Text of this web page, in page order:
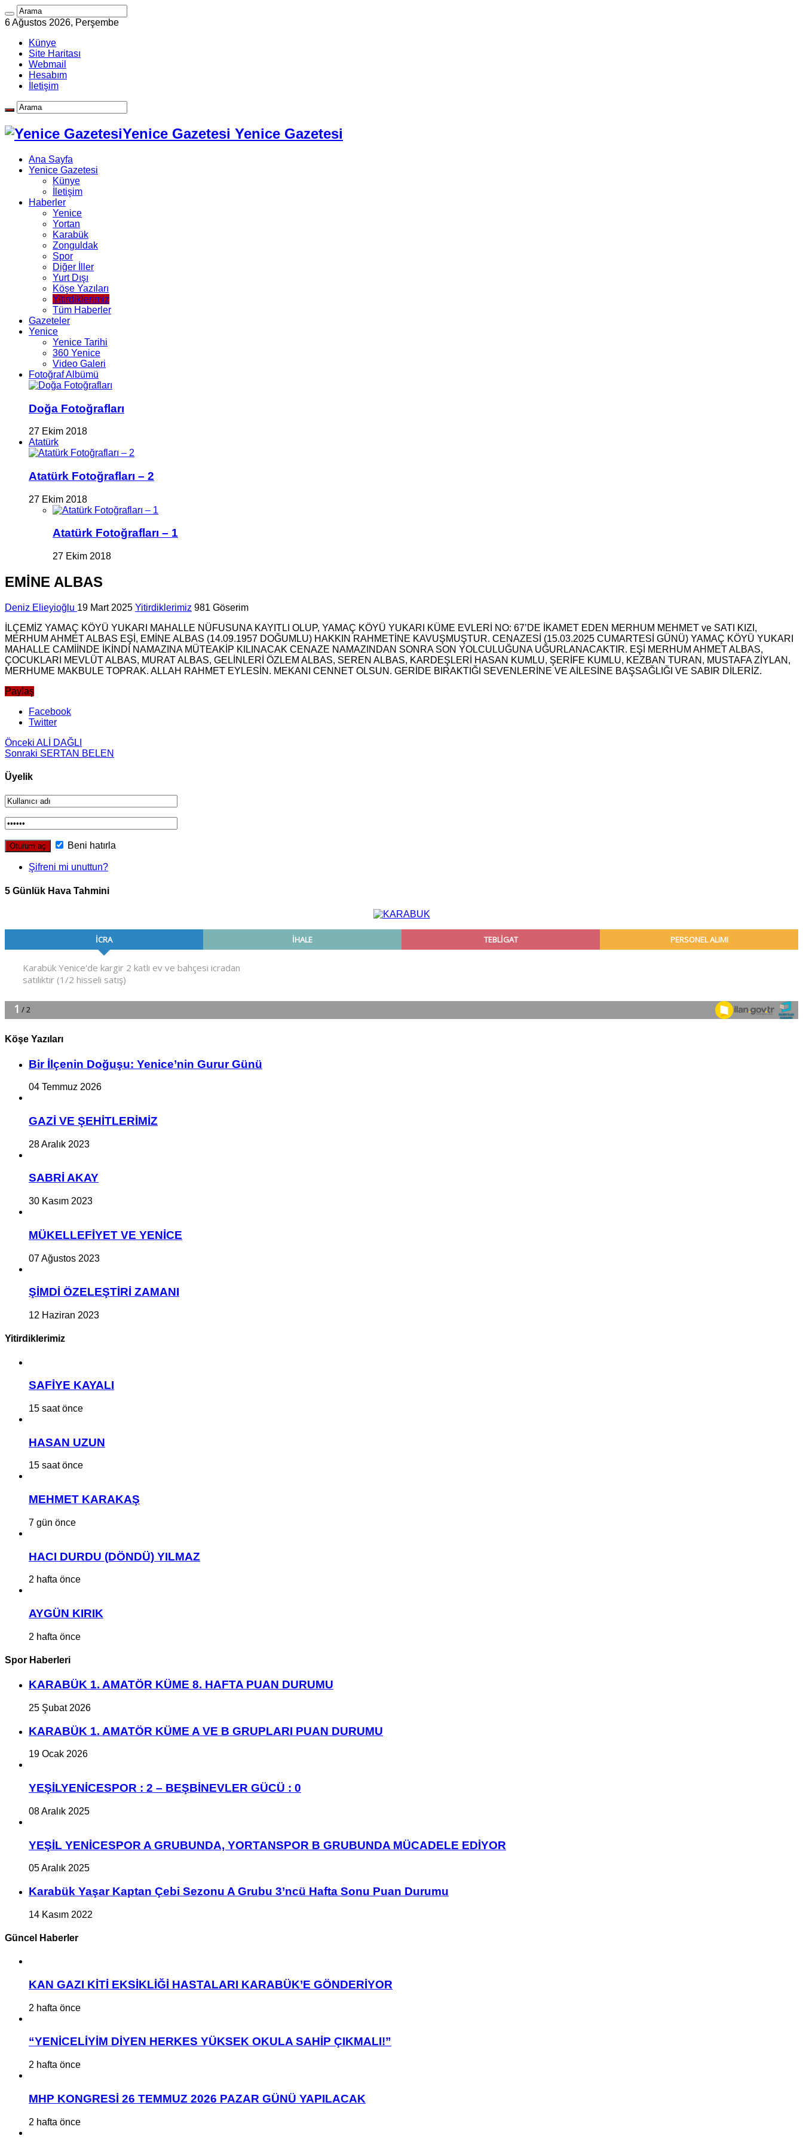
6 Ağustos 2026, Perşembe
Künye
Site Haritası
Webmail
Hesabım
İletişim
Yenice Gazetesi Yenice Gazetesi
Ana Sayfa
Yenice Gazetesi
Künye
İletişim
Haberler
Yenice
Yortan
Karabük
Zonguldak
Spor
Diğer İller
Yurt Dışı
Köşe Yazıları
Yitirdiklerimiz
Tüm Haberler
Gazeteler
Yenice
Yenice Tarihi
360 Yenice
Video Galeri
Fotoğraf Albümü
Doğa Fotoğrafları
27 Ekim 2018
Atatürk
Atatürk Fotoğrafları – 2
27 Ekim 2018
Atatürk Fotoğrafları – 1
27 Ekim 2018
EMİNE ALBAS
Deniz Elieyioğlu 19 Mart 2025 Yitirdiklerimiz 981 Göserim
İLÇEMİZ YAMAÇ KÖYÜ YUKARI MAHALLE NÜFUSUNA KAYITLI OLUP, YAMAÇ KÖYÜ YUKARI KÜME EVLERİ NO: 67’DE İKAMET EDEN MERHUM MEHMET ve SATI KIZI,
MERHUM AHMET ALBAS EŞİ, EMİNE ALBAS (14.09.1957 DOĞUMLU) HAKKIN RAHMETİNE KAVUŞMUŞTUR. CENAZESİ (15.03.2025 CUMARTESİ GÜNÜ) YAMAÇ KÖYÜ YUKARI
MAHALLE CAMİİNDE İKİNDİ NAMAZINA MÜTEAKİP KILINACAK CENAZE NAMAZINDAN SONRA SON YOLCULUĞUNA UĞURLANACAKTIR. EŞİ MERHUM AHMET ALBAS,
ÇOCUKLARI MEVLÜT ALBAS, MURAT ALBAS, GELİNLERİ ÖZLEM ALBAS, SEREN ALBAS, KARDEŞLERİ HASAN KUMLU, ŞERİFE KUMLU, KEZBAN TURAN, MUSTAFA ZİYLAN,
MERHUME MAKBULE TOPRAK. ALLAH RAHMET EYLESİN. MEKANI CENNET OLSUN. GERİDE BIRAKTIĞI SEVENLERİNE VE AİLESİNE BAŞSAĞLIĞI VE SABIR DİLERİZ.
Paylaş
Facebook
Twitter
Önceki ALİ DAĞLI
Sonraki SERTAN BELEN
Üyelik
Beni hatırla
Şifreni mi unuttun?
5 Günlük Hava Tahmini
Köşe Yazıları
Bir İlçe­nin Do­ğu­şu: Ye­ni­ce’nin Gurur Günü
04 Temmuz 2026
GAZİ VE ŞEHİTLERİMİZ
28 Aralık 2023
SABRİ AKAY
30 Kasım 2023
MÜKELLEFİYET VE YENİCE
07 Ağustos 2023
ŞİMDİ ÖZELEŞTİRİ ZAMANI
12 Haziran 2023
Yitirdiklerimiz
SAFİYE KAYALI
15 saat önce
HASAN UZUN
15 saat önce
MEHMET KARAKAŞ
7 gün önce
HACI DURDU (DÖNDÜ) YILMAZ
2 hafta önce
AYGÜN KIRIK
2 hafta önce
Spor Haberleri
KARABÜK 1. AMATÖR KÜME 8. HAFTA PUAN DURUMU
25 Şubat 2026
KARABÜK 1. AMATÖR KÜME A VE B GRUPLARI PUAN DURUMU
19 Ocak 2026
YEŞİLYENİCESPOR : 2 – BEŞBİNEVLER GÜCÜ : 0
08 Aralık 2025
YEŞİL YENİCESPOR A GRUBUNDA, YORTANSPOR B GRUBUNDA MÜCADELE EDİYOR
05 Aralık 2025
Karabük Yaşar Kaptan Çebi Sezonu A Grubu 3’ncü Hafta Sonu Puan Durumu
14 Kasım 2022
Güncel Haberler
KAN GAZI KİTİ EKSİKLİĞİ HASTALARI KARABÜK’E GÖNDERİYOR
2 hafta önce
“YENİCELİYİM DİYEN HERKES YÜKSEK OKULA SAHİP ÇIKMALI!”
2 hafta önce
MHP KONGRESİ 26 TEMMUZ 2026 PAZAR GÜNÜ YAPILACAK
2 hafta önce